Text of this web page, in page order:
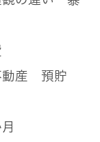
動産 預貯